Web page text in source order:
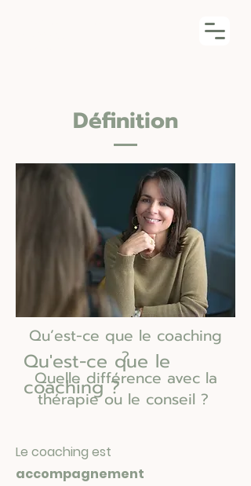
Définition
Qu’est-ce que le coaching
?
Quelle différence avec la
thérapie ou le conseil ?
Qu'est-ce que le
coaching ?
Le coaching est
accompagnement